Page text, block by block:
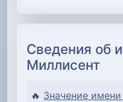
Сведения об
Миллисент
🔥 Значение